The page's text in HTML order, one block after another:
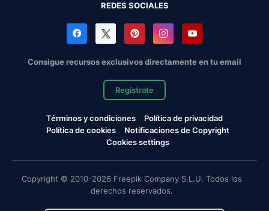
REDES SOCIALES
Consigue recursos exclusivos directamente en tu email
Regístrate
Términos y condiciones
Política de privacidad
Política de cookies
Notificaciones de Copyright
Cookies settings
Copyright © 2010-2026 Freepik Company S.L.U. Todos los
derechos reservados.